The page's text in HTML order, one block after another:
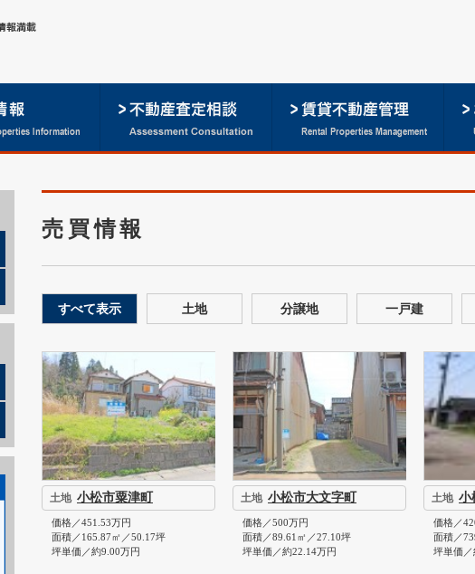
売買情報
すべて表示 土地 分譲地 一戸建
土地 小松市粟津町
価格／451.53万円
面積／165.87㎡／50.17坪
坪単価／約9.00万円
土地 小松市大文字町
価格／500万円
面積／89.61㎡／27.10坪
坪単価／約22.14万円
土地 小
価格／
面積／
坪単価